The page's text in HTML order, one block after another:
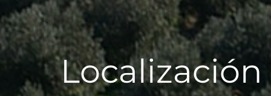
Localización